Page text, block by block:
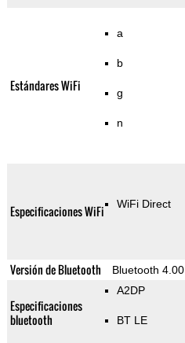
Estándares WiFi
a
b
g
n
Especificaciones WiFi WiFi Direct
Versión de Bluetooth Bluetooth 4.00
Especificaciones
bluetooth
A2DP
BT LE